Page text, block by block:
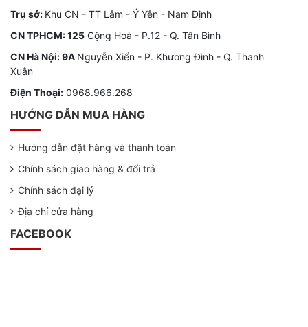
Trụ sở: Khu CN - TT Lâm - Ý Yên - Nam Định
CN TPHCM: 125 Cộng Hoà - P.12 - Q. Tân Bình
CN Hà Nội: 9A Nguyễn Xiển - P. Khương Đình - Q. Thanh
Xuân
Điện Thoại: 0968.966.268
HƯỚNG DẪN MUA HÀNG
Hướng dẫn đặt hàng và thanh toán
Chính sách giao hàng & đổi trả
Chính sách đại lý
Địa chỉ cửa hàng
FACEBOOK